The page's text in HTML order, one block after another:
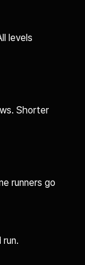
levels
Shorter
runners go